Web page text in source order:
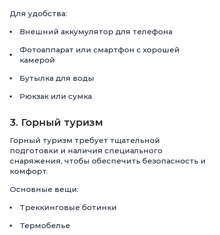
Для удобства:
Внешний аккумулятор для телефона
Фотоаппарат или смартфон с хорошей
камерой
Бутылка для воды
Рюкзак или сумка
3. Горный туризм
Горный туризм требует тщательной
подготовки и наличия специального
снаряжения, чтобы обеспечить безопасность и
комфорт.
Основные вещи:
Треккинговые ботинки
Термобелье